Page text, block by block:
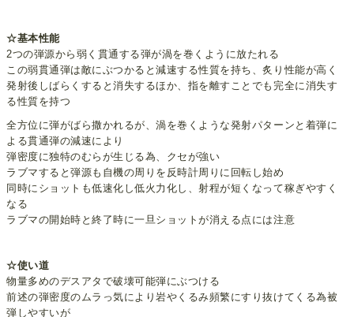
☆基本性能
2つの弾源から弱く貫通する弾が渦を巻くように放たれる
この弱貫通弾は敵にぶつかると減速する性質を持ち、炙り性能が高く
発射後しばらくすると消失するほか、指を離すことでも完全に消失す
る性質を持つ
全方位に弾がばら撒かれるが、渦を巻くような発射パターンと着弾に
よる貫通弾の減速により
弾密度に独特のむらが生じる為、クセが強い
ラブマすると弾源も自機の周りを反時計周りに回転し始め
同時にショットも低速化し低火力化し、射程が短くなって稼ぎやすく
なる
ラブマの開始時と終了時に一旦ショットが消える点には注意
☆使い道
物量多めのデスアタで破壊可能弾にぶつける
前述の弾密度のムラっ気により岩やくるみ頻繁にすり抜けてくる為被
弾しやすいが